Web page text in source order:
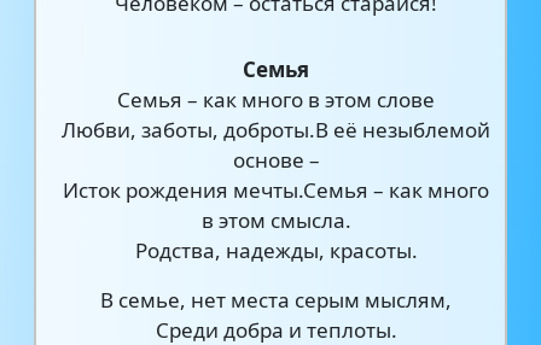
Семья
Семья – как много в этом слове
Любви, заботы, доброты.В её незыблемой
основе –
Исток рождения мечты.Семья – как много
в этом смысла.
Родства, надежды, красоты.
В семье, нет места серым мыслям,
Среди добра и теплоты.